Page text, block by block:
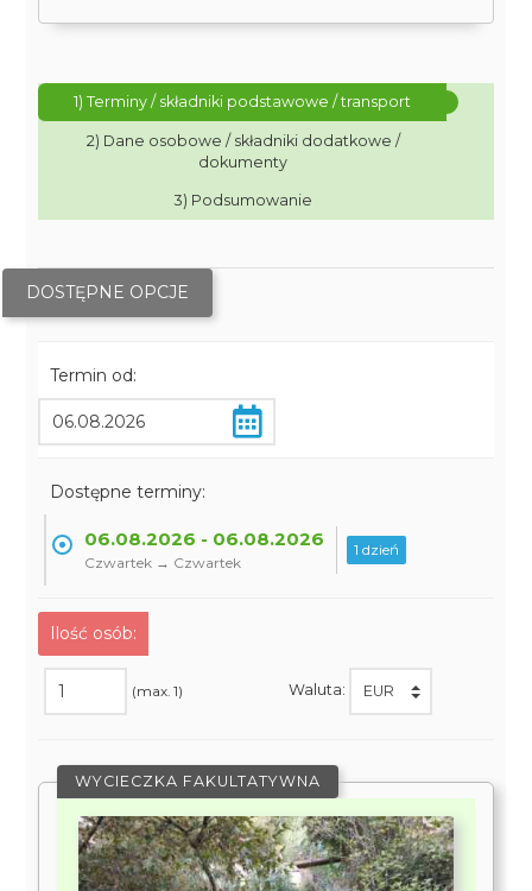
1) Terminy / składniki podstawowe / transport
2) Dane osobowe / składniki dodatkowe /
dokumenty
3) Podsumowanie
DOSTĘPNE OPCJE
Termin od:
Dostępne terminy:
06.08.2026 - 06.08.2026
Czwartek → Czwartek
1 dzień
Ilość osób:
(max. 1) Waluta:
WYCIECZKA FAKULTATYWNA